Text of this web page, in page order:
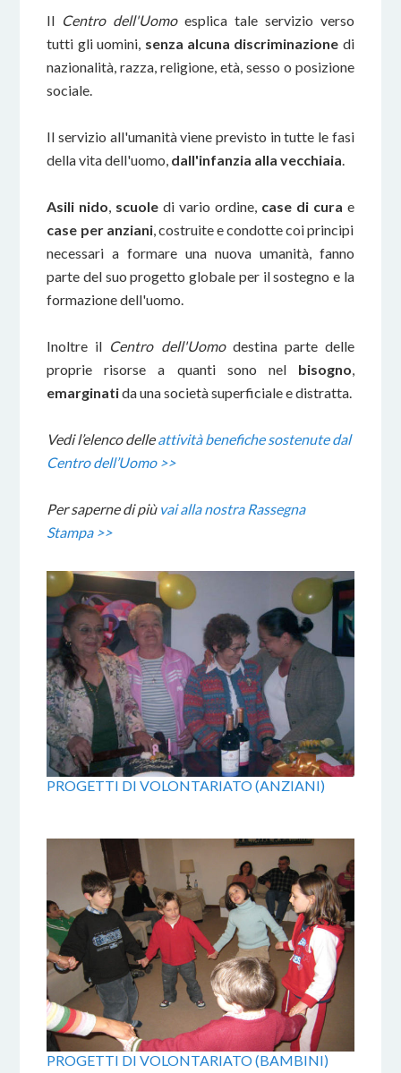
Il Centro dell'Uomoesplica tale servizio verso
tutti gli uomini, senza alcuna discriminazione di
nazionalità, razza, religione, età, sesso o posizione
sociale.
Il servizio all'umanità viene previsto in tutte le fasi
della vita dell'uomo, dall'infanzia alla vecchiaia.
Asili nido, scuole di vario ordine, case di cura e
case per anziani, costruite e condotte coi principi
necessari a formare una nuova umanità, fanno
parte del suo progetto globale per il sostegno e la
formazione dell'uomo.
Inoltre il Centro dell'Uomodestina parte delle
proprie risorse a quanti sono nel bisogno,
emarginatida una società superficiale e distratta.
Vedi l’elenco delleattività benefiche sostenute dal
Centro dell’Uomo >>
Per saperne di più vai alla nostra Rassegna
Stampa >>
PROGETTI DI VOLONTARIATO (ANZIANI)
PROGETTI DI VOLONTARIATO (BAMBINI)